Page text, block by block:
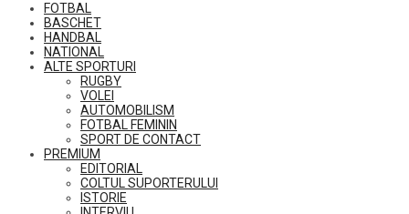
FOTBAL
BASCHET
HANDBAL
NATIONAL
ALTE SPORTURI
RUGBY
VOLEI
AUTOMOBILISM
FOTBAL FEMININ
SPORT DE CONTACT
PREMIUM
EDITORIAL
COLTUL SUPORTERULUI
ISTORIE